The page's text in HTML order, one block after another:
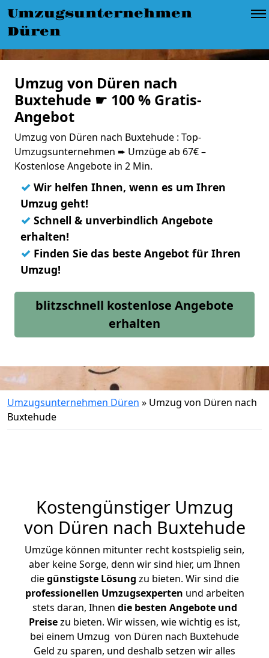
Umzugsunternehmen
Düren
Umzug von Düren nach
Buxtehude ☛ 100 % Gratis-
Angebot
Umzug von Düren nach Buxtehude : Top-
Umzugsunternehmen ➨ Umzüge ab 67€ –
Kostenlose Angebote in 2 Min.
✓ Wir helfen Ihnen, wenn es um Ihren
Umzug geht!
✓ Schnell & unverbindlich Angebote
erhalten!
✓ Finden Sie das beste Angebot für Ihren
Umzug!
blitzschnell kostenlose Angebote
erhalten
Umzugsunternehmen Düren » Umzug von Düren nach
Buxtehude
Kostengünstiger Umzug
von Düren nach Buxtehude
Umzüge können mitunter recht kostspielig sein,
aber keine Sorge, denn wir sind hier, um Ihnen
diegünstigste Lösung zu bieten. Wir sind die
professionellen Umzugsexperten und arbeiten
stets daran, Ihnen die besten Angebote und
Preisezu bieten. Wir wissen, wie wichtig es ist,
bei einem Umzug von Düren nach Buxtehude
Geld zu sparen, und deshalb setzen wir alles